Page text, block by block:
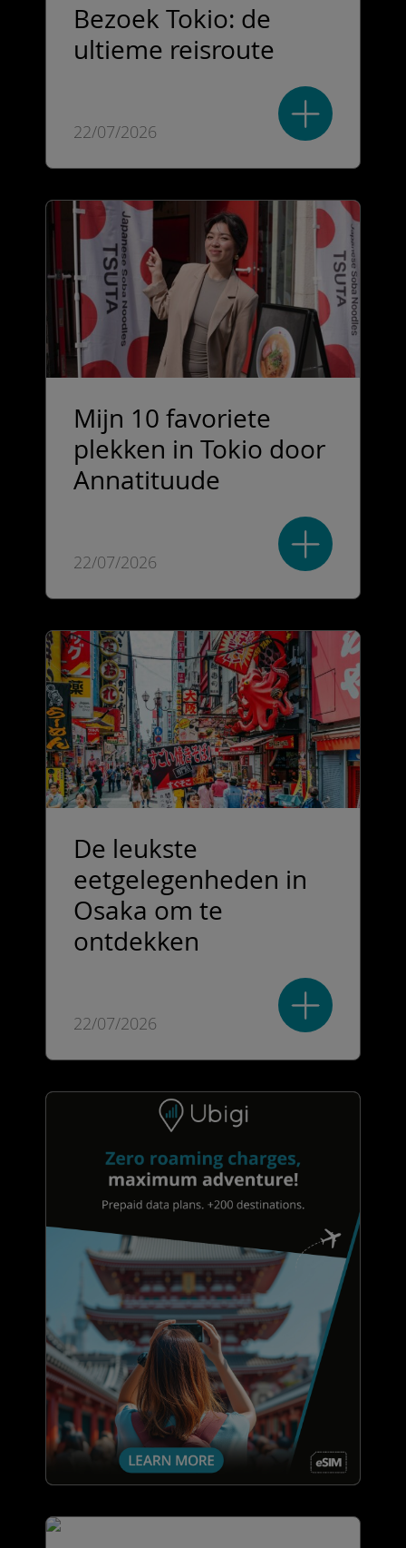
Bezoek Tokio: de
ultieme reisroute
22/07/2026
Mijn 10 favoriete
plekken in Tokio door
Annatituude
22/07/2026
De leukste
eetgelegenheden in
Osaka om te
ontdekken
22/07/2026